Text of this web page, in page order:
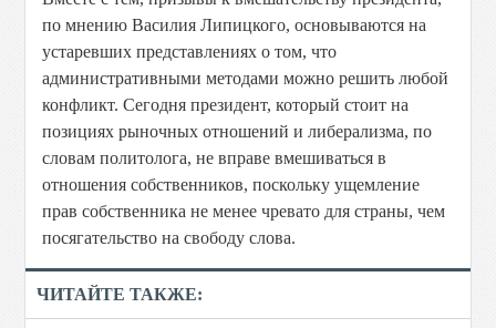
по мнению Василия Липицкого, основываются на
устаревших представлениях о том, что
административными методами можно решить любой
конфликт. Сегодня президент, который стоит на
позициях рыночных отношений и либерализма, по
словам политолога, не вправе вмешиваться в
отношения собственников, поскольку ущемление
прав собственника не менее чревато для страны, чем
посягательство на свободу слова.
ЧИТАЙТЕ ТАКЖЕ: